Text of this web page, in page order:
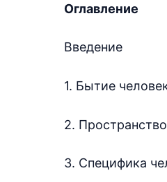
Оглавление
Введение
1. Бытие
2.
3. Специфика